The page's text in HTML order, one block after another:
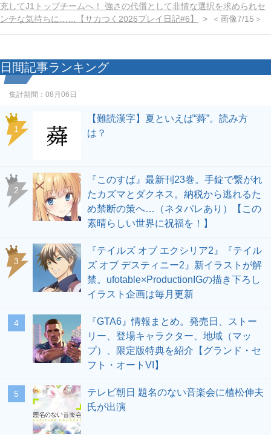
充してJ1トップチームへ！ 強さの代償として非情な選択を求められセ
ンチな気持ちに……【サカつく2026プレイ日記#6】
＜画像7/15＞
日間記事ランキング
集計期間： 08月06日
1
【難読漢字】夏といえば“蕣”。読み方
は？
2
『このすば』最新刊23巻。手錠で繋がれ
たカズマとダクネス。納税から逃れるた
め禁断の策へ…（ネタバレあり）【この
素晴らしい世界に祝福を！】
3
『テイルズ オブ エクシリア2』『テイル
ズ オブ デスティニー2』新イラストが解
禁。ufotable×ProductionIGの描き下ろし
イラスト企画は毎月更新
4
『GTA6』情報まとめ。発売日、ストー
リー、登場キャラクター、地域（マッ
プ）、限定版特典を紹介【グランド・セ
フト・オートVI】
5
テレビ朝日 題名のない音楽会に植松伸夫
氏が出演